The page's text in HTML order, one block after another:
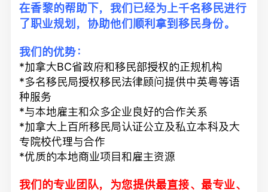
在香黎的帮助下，我们已经为上千名移民进行
了职业规划，协助他们顺利拿到移民身份。
我们的优势：
*加拿大BC省政府和移民部授权的正规机构
*多名移民局授权移民法律顾问提供中英粤等语
种服务
*与本地雇主和众多企业良好的合作关系
*加拿大上百所移民局认证公立及私立本科及大
专院校代理与合作
*优质的本地商业项目和雇主资源
我们的专业团队，为您提供最直接、最专业、